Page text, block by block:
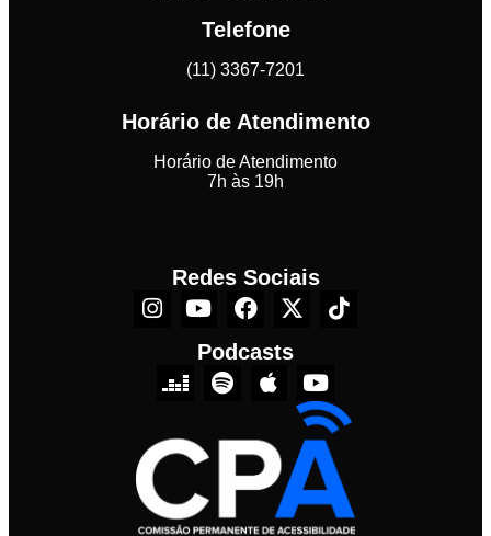
Telefone
(11) 3367-7201
Horário de Atendimento
Horário de Atendimento
7h às 19h
Redes Sociais
Podcasts